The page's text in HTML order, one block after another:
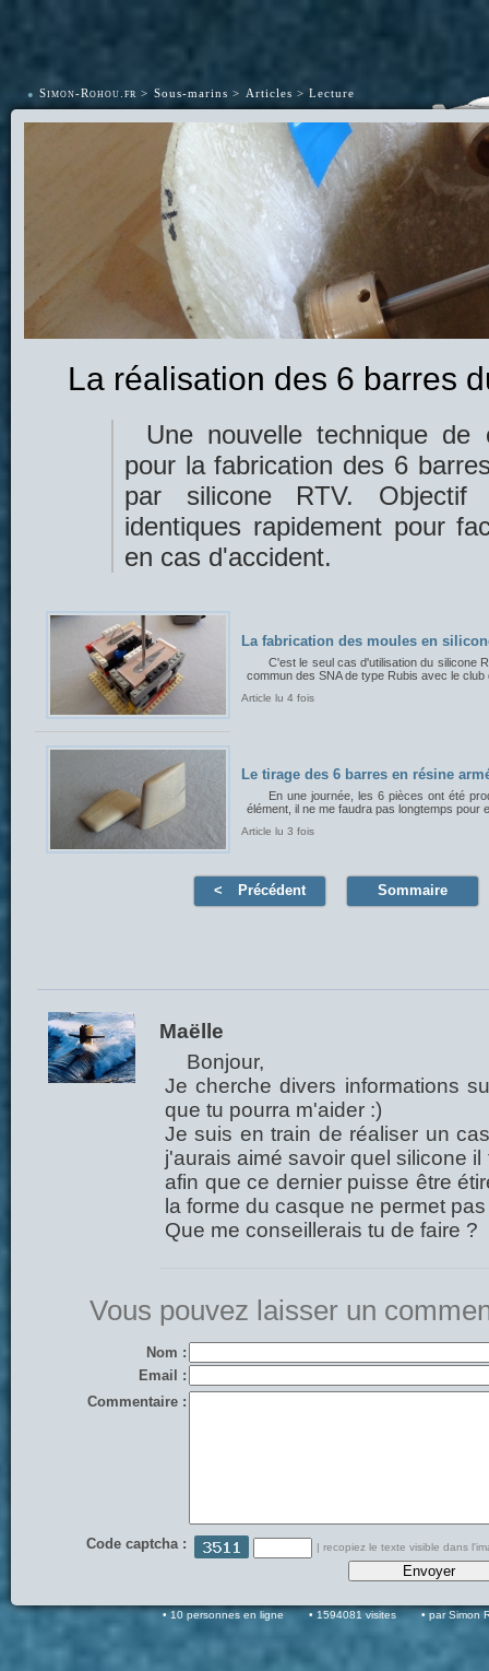
• Simon-Rohou.fr Sous-marins Articles Lecture
La réalisation des 6 barres
Une nouvelle technique de
pour la fabrication des 6
par silicone RTV.
identiques rapidement pour
en cas d'accident.
La fabrication des moules en
C'est le seul cas d'utilisation du silicone
commun des SNA de type Rubis avec le
Article lu 4 fois
Le tirage des 6 barres en résine
En une journée, les 6 pièces ont été
élément, il ne me faudra pas longtemps pour
Article lu 3 fois
Précédent Sommaire
Maëlle
Bonjour,
Je cherche divers informations
que tu pourra m'aider :)
Je suis en train de réaliser un
j'aurais aimé savoir quel silicone
afin que ce dernier puisse être
la forme du casque ne permet
Que me conseillerais tu de faire ?
Vous pouvez laisser un
Nom :
Email :
Commentaire :
Code captcha : | recopiez le texte visible dans
10 personnes en ligne 1594081 visites par Simon